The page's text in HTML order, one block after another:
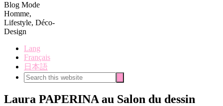
Blog Mode
Homme,
Lifestyle, Déco-
Design
Lang
Français
日本語
Search
this
website
Laura PAPERINA au Salon du dessin